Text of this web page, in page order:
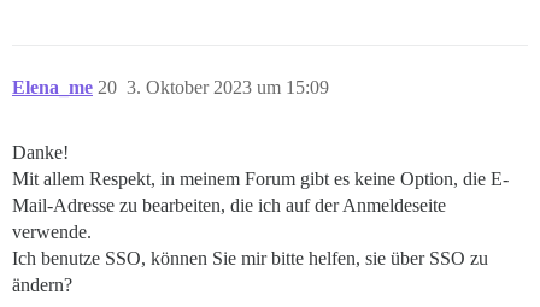
Elena_me 3. Oktober 2023 um 15:09
20
Danke!
Mit allem Respekt, in meinem Forum gibt es keine Option, die E-
Mail-Adresse zu bearbeiten, die ich auf der Anmeldeseite
verwende.
Ich benutze SSO, können Sie mir bitte helfen, sie über SSO zu
ändern?